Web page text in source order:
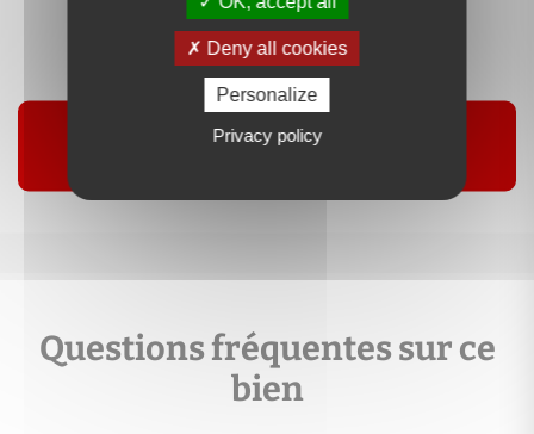
Contactez-moi
Suivre
Questions fréquentes sur ce
bien
Deny all cookies
Personalize
Privacy policy